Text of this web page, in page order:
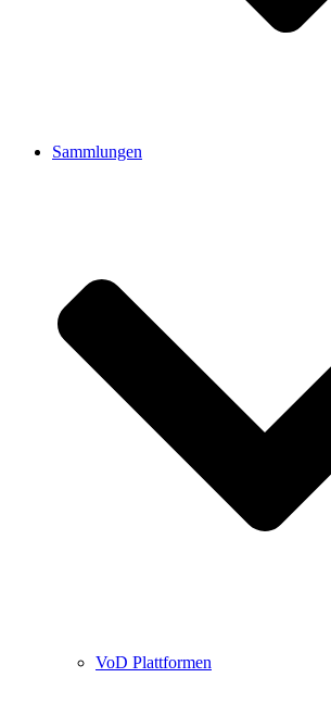
Sammlungen
VoD Plattformen